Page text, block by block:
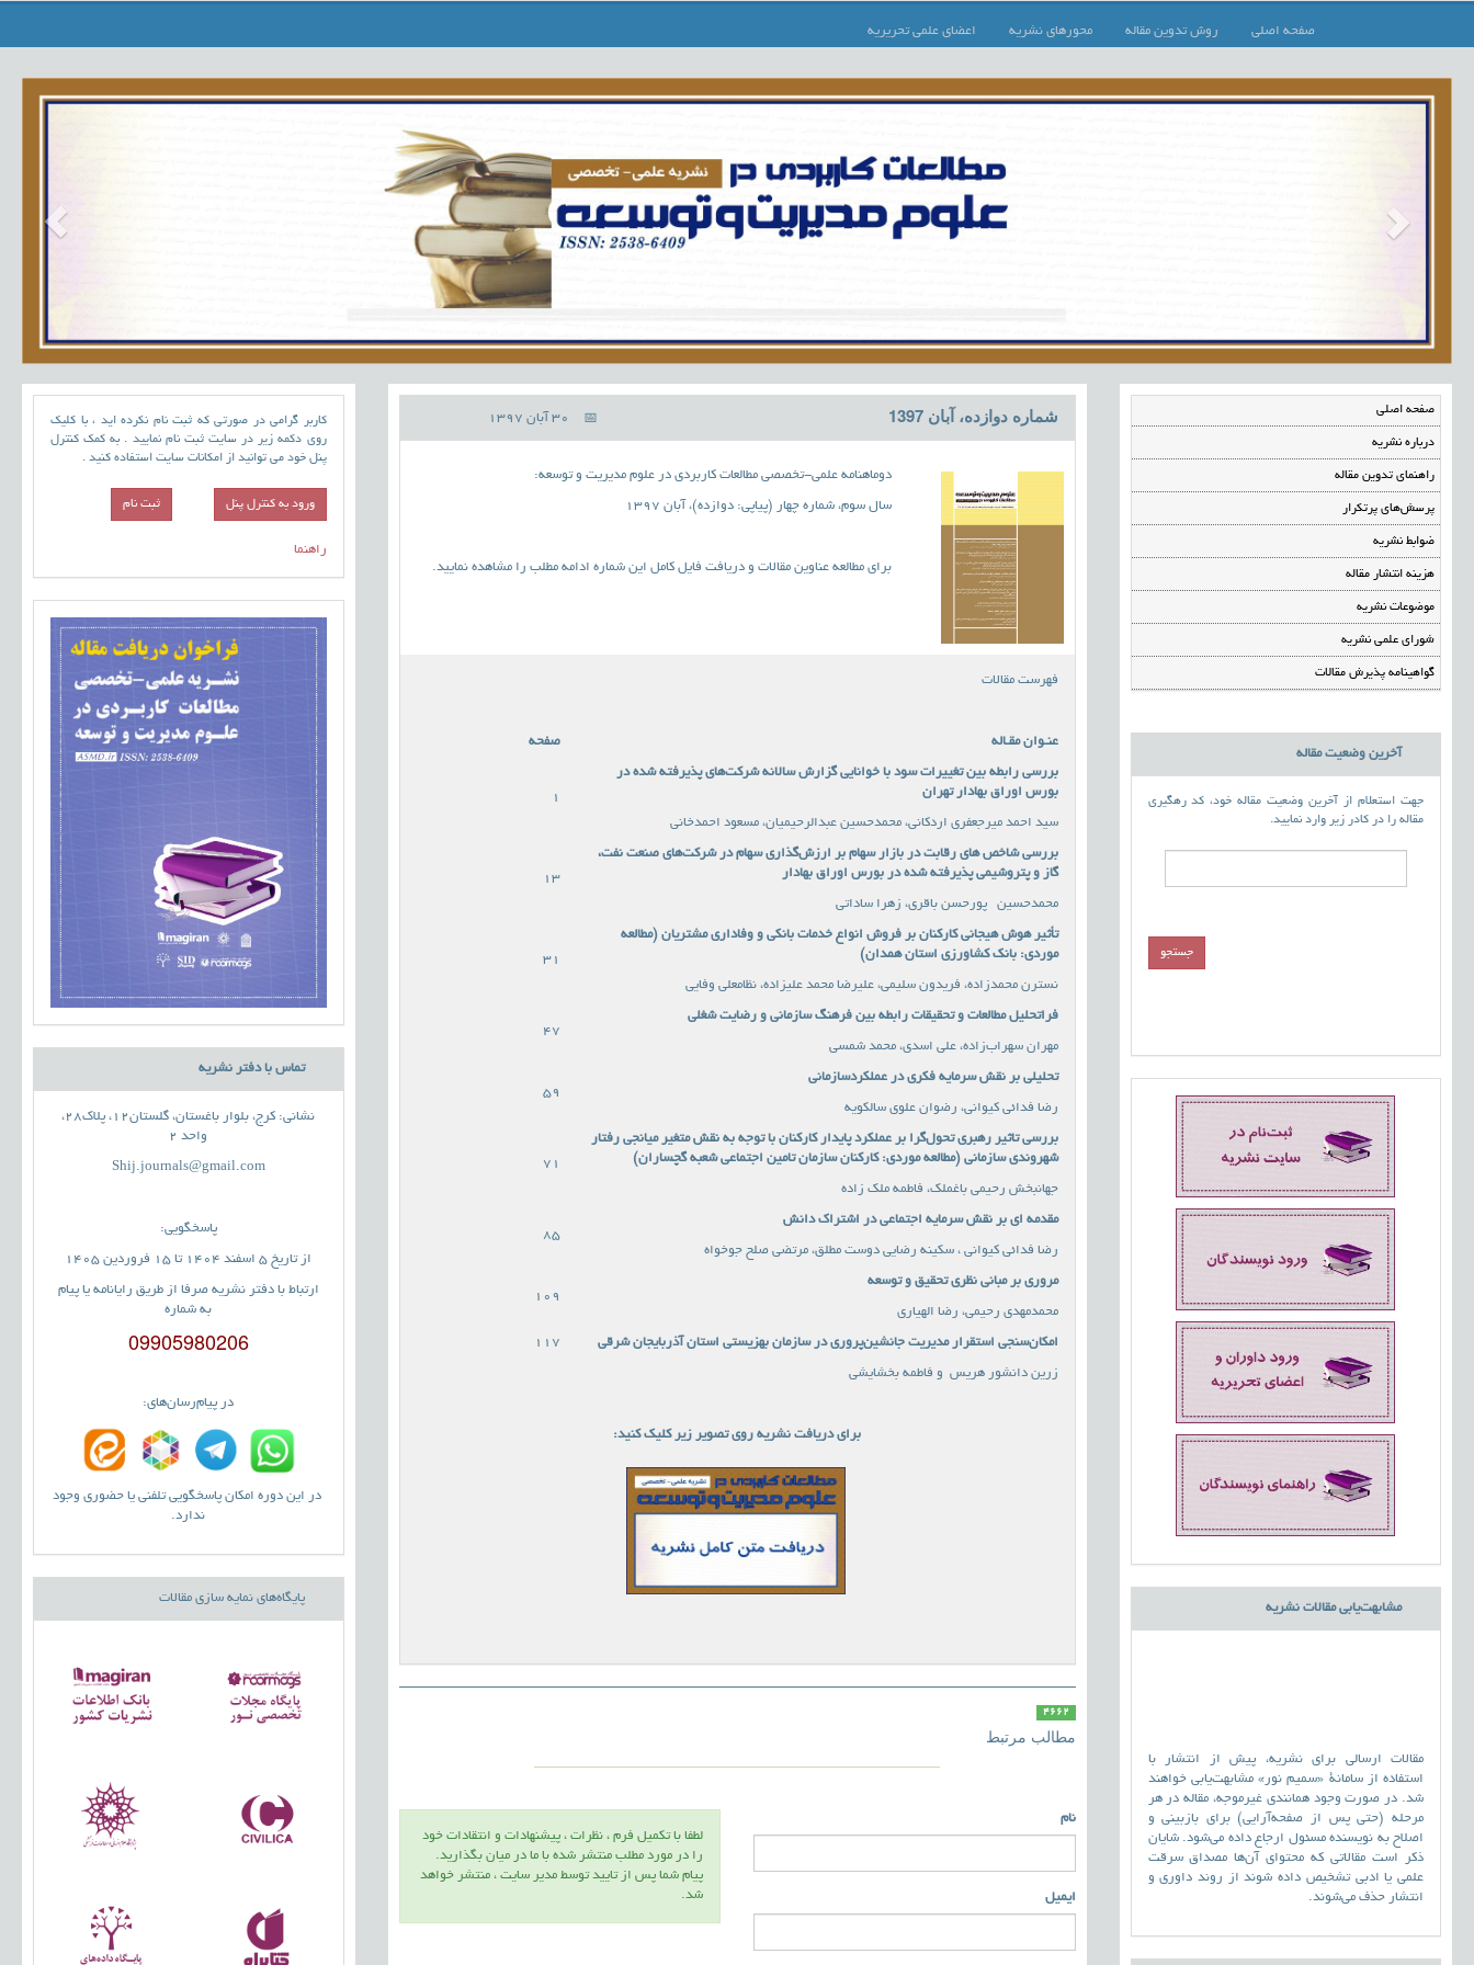
صفحه اصلی روش تدوین مقاله محورهای نشریه اعضای علمی تحریریه
صفحه اصلی
درباره نشریه
راهنمای تدوین مقاله
پرسش‌های پرتکرار
ضوابط نشریه
هزینه انتشار مقاله
موضوعات نشریه
شورای علمی نشریه
گواهینامه پذیرش مقالات
آخرین وضعیت مقاله
جهت استعلام از آخرین وضعیت مقاله خود، کد رهگیری
مقاله را در کادر زیر وارد نمایید.
مشابهت‌یابی مقالات نشریه
مقالات ارسالی برای نشریه، پیش از انتشار با
استفاده از سامانۀ «سمیم نور» مشابهت‌یابی خواهند
شد. در صورت وجود همانندی غیرموجه، مقاله در هر
مرحله (حتی پس از صفحه‌آرایی) برای بازبینی و
اصلاح به نویسنده مسئول ارجاع داده می‌شود. شایان
ذکر است مقالاتی که محتوای آن‌ها مصداق سرقت
علمی یا ادبی تشخیص داده شوند از روند داوری و
انتشار حذف می‌شوند.
شماره دوازده، آبان 1397
دوماهنامه علمی-تخصصی مطالعات کاربردی در علوم مدیریت و توسعه:
سال سوم، شماره چهار (پیاپی: دوازده)، آبان 1397
برای مطالعه عناوین مقالات و دریافت فایل کامل این شماره ادامه مطلب را مشاهده نمایید.
فهرست مقالات
عنـوان مقـاله صفحه
بررسی رابطه بین تغییرات سود با خوانایی گزارش سالانه شرکت‌های پذیرفته شده در
بورس اوراق بهادار تهران
1
سید احمد میرجعفری اردکانی، محمدحسین عبدالرحیمیان، مسعود احمدخانی
بررسی شاخص های رقابت در بازار سهام بر ارزش‌گذاری سهام در شرکت‌های صنعت نفت،
گاز و پتروشیمی پذیرفته شده در بورس اوراق بهادار
13
محمدحسین پورحسن باقری، زهرا ساداتی
تأثیر هوش هیجانی کارکنان بر فروش انواع خدمات بانکی و وفاداری مشتریان (مطالعه
موردی: بانک کشاورزی استان همدان)
31
نسترن محمدزاده، فریدون سلیمی، علیرضا محمد علیزاده، نظامعلی وفایی
فراتحلیل مطالعات و تحقیقات رابطه بین فرهنگ سازمانی و رضایت شغلی
47
مهران سهراب‌زاده، علی اسدی، محمد شمسی
تحلیلی بر نقش سرمایه فکری در عملکردسازمانی
59
رضا فدائی کیوانی، رضوان علوی سالکویه
بررسی تاثیر رهبری تحول‌گرا بر عملکرد پایدار کارکنان با توجه به نقش متغیر میانجی رفتار
شهروندی سازمانی (مطالعه ‌موردی: کارکنان سازمان تامین اجتماعی شعبه گچساران)
71
جهانبخش رحیمی باغملک، فاطمه ملک زاده
مقدمه ای بر نقش سرمایه اجتماعی در اشتراک دانش
85
رضا فدائی کیوانی ، سکینه رضایی دوست مطلق، مرتضی صلح جوخواه
مروری بر مبانی نظری تحقیق و توسعه
109
محمدمهدی رحیمی، رضا الهیاری
امکان‌سنجی استقرار مدیریت جانشینپروری در سازمان بهزیستی استان آذربایجان شرقی 117
زرین دانشور هریس و فاطمه بخشایشی
برای دریافت نشریه روی تصویر زیر کلیک کنید:
4662
مطالب مرتبط
لطفا با تكميل فرم ، نظرات ، پيشنهادات و انتقادات خود
را در مورد مطلب منتشر شده با ما در ميان بگذاريد.
پيام شما پس از تاييد توسط مدير سايت ، منتشر خواهد
شد.
نام
ایمیل
کاربر گرامی در صورتی که ثبت نام نکرده اید ، با کلیک
روی دکمه زیر در سایت ثبت نام نمایید . به کمک کنترل
پنل خود می توانید از امکانات سایت استفاده کنید .
ورود به کنترل پنل
راهنما
تماس با دفتر نشریه
نشانی: کرج، بلوار باغستان، گلستان12، پلاک28،
واحد 2
Shij.journals@gmail.com
پاسخگویی:
از تاریخ 5 اسفند 1404 تا 15 فروردین 1405
ارتباط با دفتر نشریه صرفا از طریق رایانامه یا پیام
به شماره
09905980206
در پیام‌رسان‌های:
در این دوره امکان پاسخگویی تلفنی یا حضوری وجود
ندارد.
پایگاه‌های نمایه سازی مقالات